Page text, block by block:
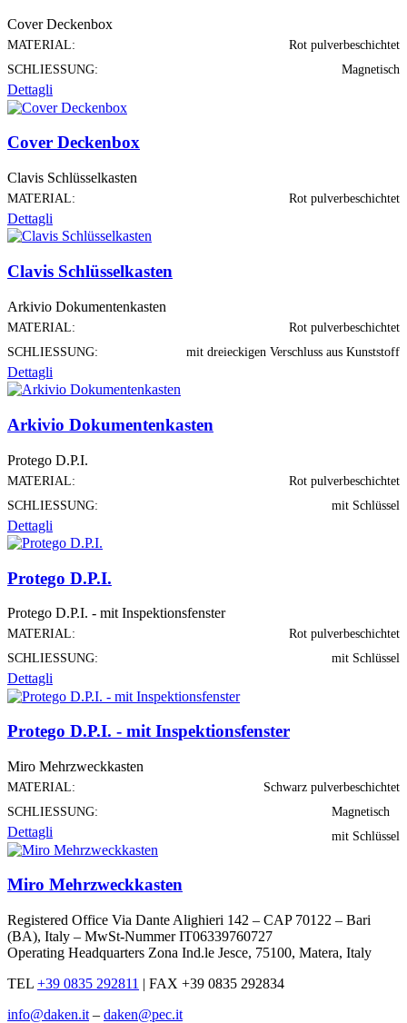
Cover Deckenbox
MATERIAL:
Rot pulverbeschichtet
SCHLIESSUNG:
Magnetisch
Dettagli
Cover Deckenbox
Clavis Schlüsselkasten
MATERIAL: Rot pulverbeschichtet
Dettagli
Clavis Schlüsselkasten
Arkivio Dokumentenkasten
MATERIAL:
Rot pulverbeschichtet
SCHLIESSUNG:
mit dreieckigen Verschluss aus Kunststoff
Dettagli
Arkivio Dokumentenkasten
Protego D.P.I.
MATERIAL:
Rot pulverbeschichtet
SCHLIESSUNG:
mit Schlüssel
Dettagli
Protego D.P.I.
Protego D.P.I. - mit Inspektionsfenster
MATERIAL:
Rot pulverbeschichtet
SCHLIESSUNG:
mit Schlüssel
Dettagli
Protego D.P.I. - mit Inspektionsfenster
Miro Mehrzweckkasten
MATERIAL:
Schwarz pulverbeschichtet
SCHLIESSUNG:
Magnetisch
mit Schlüssel
Dettagli
Miro Mehrzweckkasten
Registered Office Via Dante Alighieri 142 – CAP 70122 – Bari
(BA), Italy – MwSt-Nummer IT06339760727
Operating Headquarters Zona Ind.le Jesce, 75100, Matera, Italy
TEL +39 0835 292811 | FAX +39 0835 292834
info@daken.it – daken@pec.it